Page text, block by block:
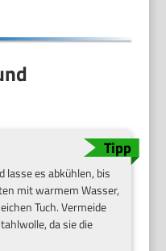
lasse es abkühlen, bis
mit warmem Wasser,
Tuch. Vermeide
da sie die